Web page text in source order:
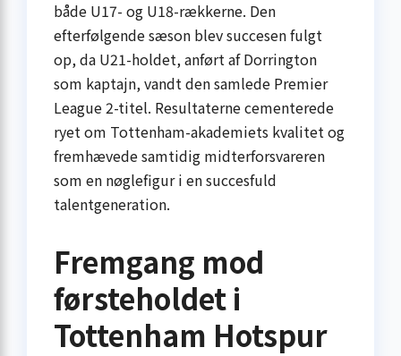
både U17- og U18-rækkerne. Den
efterfølgende sæson blev succesen fulgt
op, da U21-holdet, anført af Dorrington
som kaptajn, vandt den samlede Premier
League 2-titel. Resultaterne cementerede
ryet om Tottenham-akademiets kvalitet og
fremhævede samtidig midterforsvareren
som en nøglefigur i en succesfuld
talentgeneration.
Fremgang mod
førsteholdet i
Tottenham Hotspur